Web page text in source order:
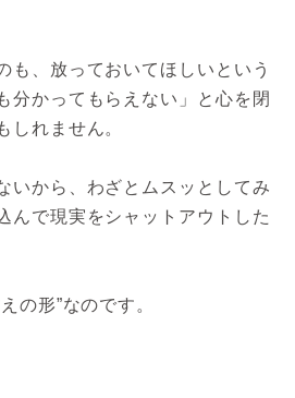
も、放っておいてほしいという
分かってもらえない」と心を閉
しれません。
いから、わざとムスッとしてみ
んで現実をシャットアウトした
の形”なのです。